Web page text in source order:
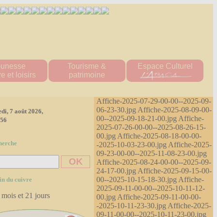
et loisirs
multisports
scolaire
d'accueil
Pomme"
2024-2025
Tourisme &
patrimoine
patrimoine bâti
Hébergement
Espace Culturel
7 août 2026,
du cuivre
mois et 21 jours
Affiche-2025-07-29-00-00--2025-09-
06-23-30.jpg Affiche-2025-08-09-00-
00--2025-09-18-21-00.jpg Affiche-
2025-07-26-00-00--2025-08-26-15-
00.jpg Affiche-2025-08-18-00-00-
-2025-10-03-23-00.jpg Affiche-2025-
09-23-00-00--2025-11-08-23-00.jpg
Affiche-2025-08-24-00-00--2025-09-
24-17-00.jpg Affiche-2025-09-15-00-
00--2025-10-15-18-30.jpg Affiche-
2025-09-11-00-00--2025-10-11-12-
00.jpg Affiche-2025-09-11-00-00-
-2025-10-11-23-30.jpg Affiche-2025-
09-11-00-00--2025-10-11-23-00.jpg